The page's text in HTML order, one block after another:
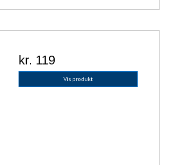
kr. 119
Vis produkt